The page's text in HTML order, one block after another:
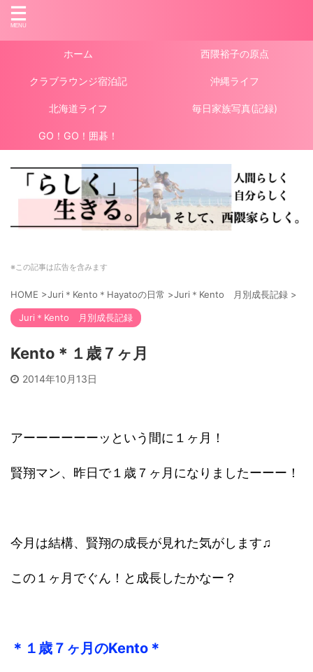
ホーム 西隈裕子の原点
クラブラウンジ宿泊記 沖縄ライフ
北海道ライフ 毎日家族写真(記録)
GO！GO！囲碁！
※この記事は広告を含みます
HOME >Juri＊Kento＊Hayatoの日常 >Juri＊Kento 月別成長記録 >
Juri＊Kento 月別成長記録
Kento＊１歳７ヶ月
2014年10月13日
アーーーーーーッという間に１ヶ月！
賢翔マン、昨日で１歳７ヶ月になりましたーーー！
今月は結構、賢翔の成長が見れた気がします♫
この１ヶ月でぐん！と成長したかなー？
＊１歳７ヶ月のKento＊